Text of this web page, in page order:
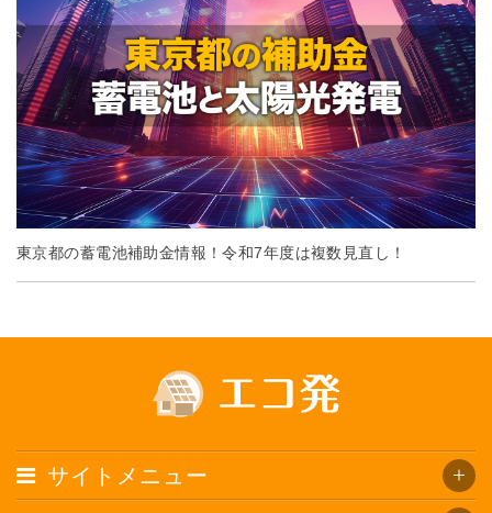
東京都の蓄電池補助金情報！令和7年度は複数見直し！
サイトメニュー